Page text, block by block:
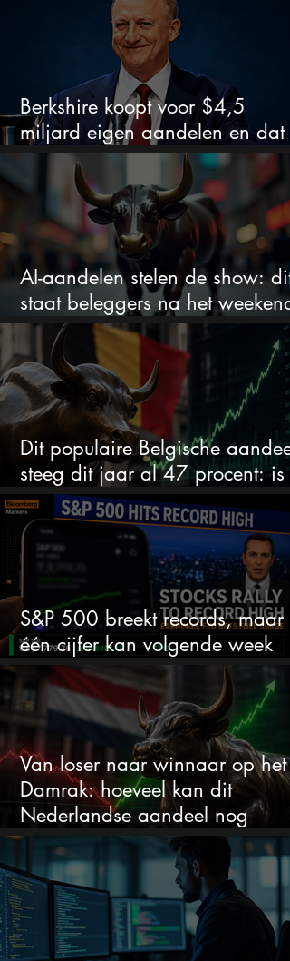
Berkshire koopt voor $4,5
miljard eigen aandelen en dat
zegt veel over de waardering
AI-aandelen stelen de show: dit
staat beleggers na het weekend
te wachten
Dit populaire Belgische aandeel
steeg dit jaar al 47 procent: is
ruimte voor meer?
S&P 500 breekt records, maar
één cijfer kan volgende week
alles veranderen
Van loser naar winnaar op het
Damrak: hoeveel kan dit
Nederlandse aandeel nog
stijgen?